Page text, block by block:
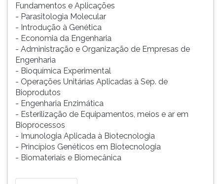
Fundamentos e Aplicações
- Parasitologia Molecular
- Introdução à Genética
- Economia da Engenharia
- Administração e Organização de Empresas de
Engenharia
- Bioquímica Experimental
- Operações Unitárias Aplicadas à Sep. de
Bioprodutos
- Engenharia Enzimática
- Esterilização de Equipamentos, meios e ar em
Bioprocessos
- Imunologia Aplicada à Biotecnologia
- Princípios Genéticos em Biotecnologia
- Biomateriais e Biomecânica